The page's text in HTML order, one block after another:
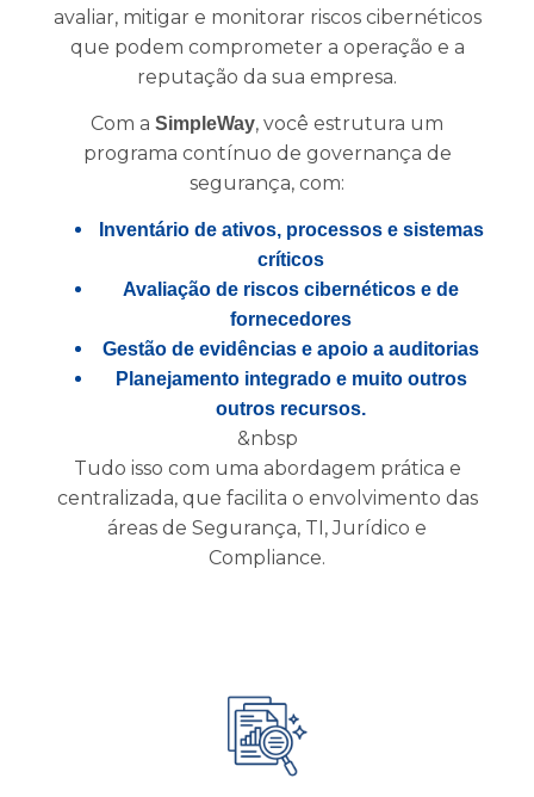
avaliar, mitigar e monitorar riscos cibernéticos
que podem comprometer a operação e a
reputação da sua empresa.
Com a SimpleWay, você estrutura um
programa contínuo de governança de
segurança, com:
Inventário de ativos, processos e sistemas
críticos
Avaliação de riscos cibernéticos e de
fornecedores
Gestão de evidências e apoio a auditorias
Planejamento integrado e muito outros
outros recursos.
&nbsp
Tudo isso com uma abordagem prática e
centralizada, que facilita o envolvimento das
áreas de Segurança, TI, Jurídico e
Compliance.